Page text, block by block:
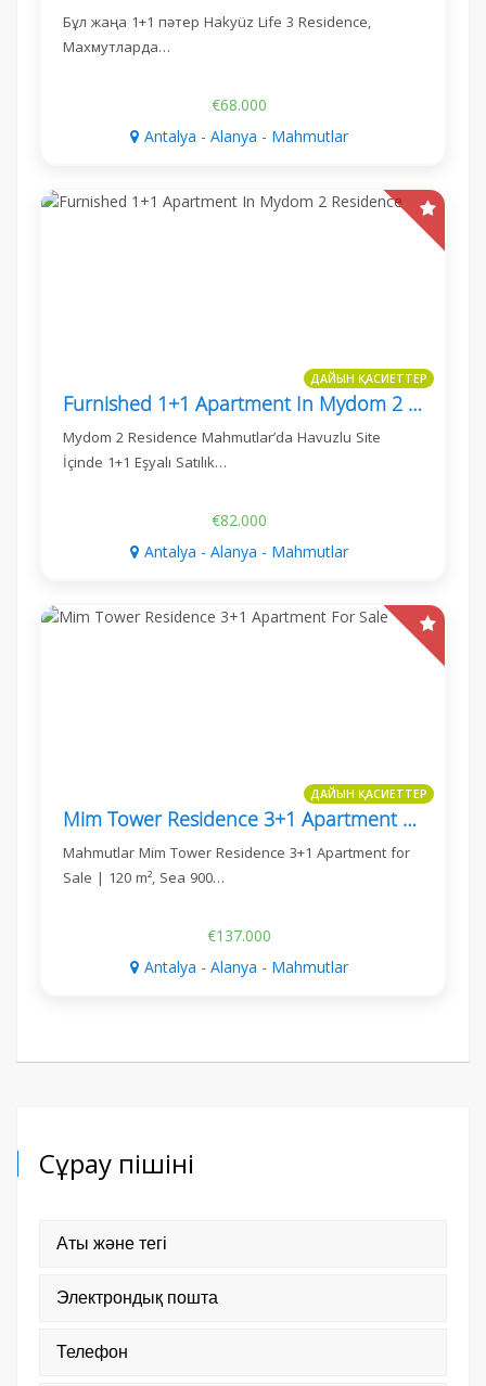
Бұл жаңа 1+1 пәтер Hakyüz Life 3 Residence,
Махмутларда…
€68.000
Antalya - Alanya - Mahmutlar
ДАЙЫН ҚАСИЕТТЕР
Furnished 1+1 Apartment In Mydom 2 Residence
Mydom 2 Residence Mahmutlar’da Havuzlu Site
İçinde 1+1 Eşyalı Satılık…
€82.000
Antalya - Alanya - Mahmutlar
ДАЙЫН ҚАСИЕТТЕР
Mim Tower Residence 3+1 Apartment For Sale
Mahmutlar Mim Tower Residence 3+1 Apartment for
Sale | 120 m², Sea 900…
€137.000
Antalya - Alanya - Mahmutlar
Сұрау пішіні